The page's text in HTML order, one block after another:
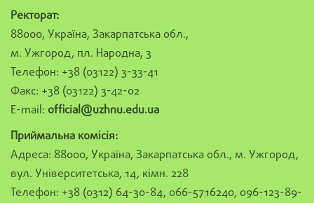
Ректорат:
88000, Україна, Закарпатська обл.,
м. Ужгород, пл. Народна, 3
Телефон: +38 (03122) 3-33-41
Факс: +38 (03122) 3-42-02
E-mail: official@uzhnu.edu.ua
Приймальна комісія:
Адреса: 88000, Україна, Закарпатська обл., м. Ужгород,
вул. Університетська, 14, кімн. 228
Телефон: +38 (0312) 64-30-84, 066-5716240, 096-123-89-